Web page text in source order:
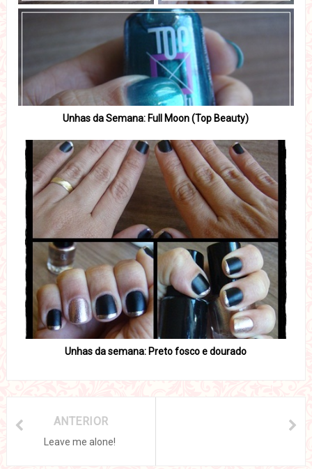
Unhas da Semana: Full Moon (Top Beauty)
Unhas da semana: Preto fosco e dourado
ANTERIOR
Leave me alone!